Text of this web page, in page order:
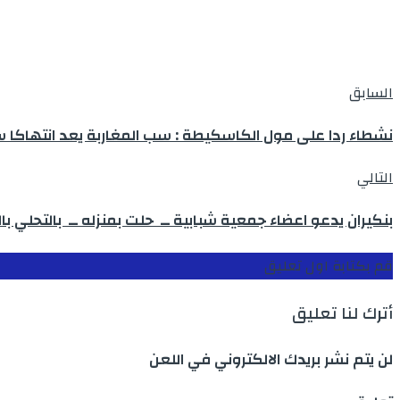
السابق
نشطاء ردا على مول الكاسكيطة : سب المغاربة يعد انتهاكا
التالي
بنكيران يدعو اعضاء جمعية شبابية ــ حلت بمنزله ــ بالتحلي
قم بكتابة اول تعليق
أترك لنا تعليق
لن يتم نشر بريدك الالكتروني في اللعن